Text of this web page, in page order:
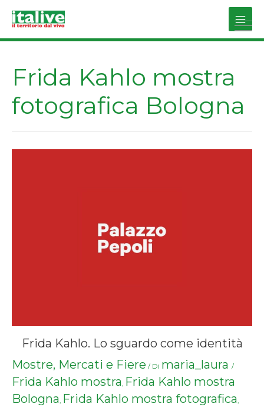
Main
Frida Kahlo mostra
fotografica Bologna
Frida Kahlo. Lo sguardo come identità
Mostre, Mercati e Fiere / Di maria_laura /
Frida Kahlo mostra, Frida Kahlo mostra
Bologna, Frida Kahlo mostra fotografica,